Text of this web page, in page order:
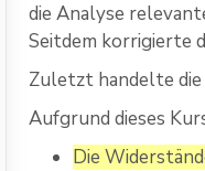
die Analyse
Seitdem korrigierte
Zuletzt handelte die
Aufgrund dieses
Die